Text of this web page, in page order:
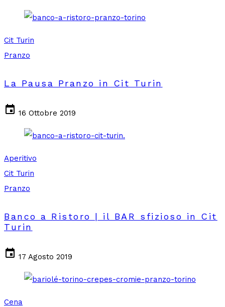
Cit Turin
Pranzo
La Pausa Pranzo in Cit Turin
event 16 Ottobre 2019
Aperitivo
Cit Turin
Pranzo
Banco a Ristoro | il BAR sfizioso in Cit
Turin
event 17 Agosto 2019
Cena